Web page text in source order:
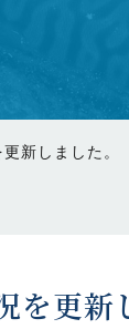
新しました。
更新